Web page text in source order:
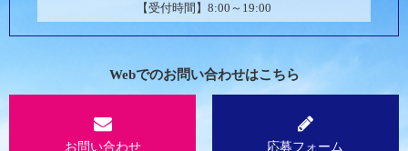
【受付時間】8:00～19:00
Webでのお問い合わせはこちら
お問い合わせ 応募フォーム